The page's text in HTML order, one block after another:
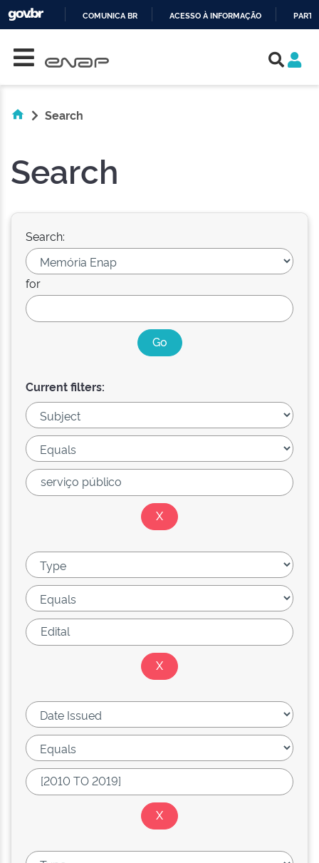
COMUNICA BR ACESSO À INFORMAÇÃO
Search
Search
Search:
for
Current filters: